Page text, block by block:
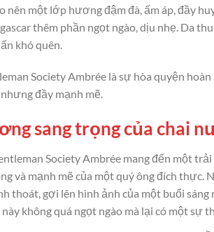
nên một lớp hương đậm đà, ấm áp, đầy
thêm phần ngọt ngào, dịu nhẹ. Da
khó quên.
Society Ambrée là sự hòa quyện
đầy mạnh mẽ.
sang trọng của chai
Society Ambrée mang đến một
và mạnh mẽ của một quý ông đích
thoát, gợi lên hình ảnh của một buổi
không quá ngọt ngào mà lại có một sự